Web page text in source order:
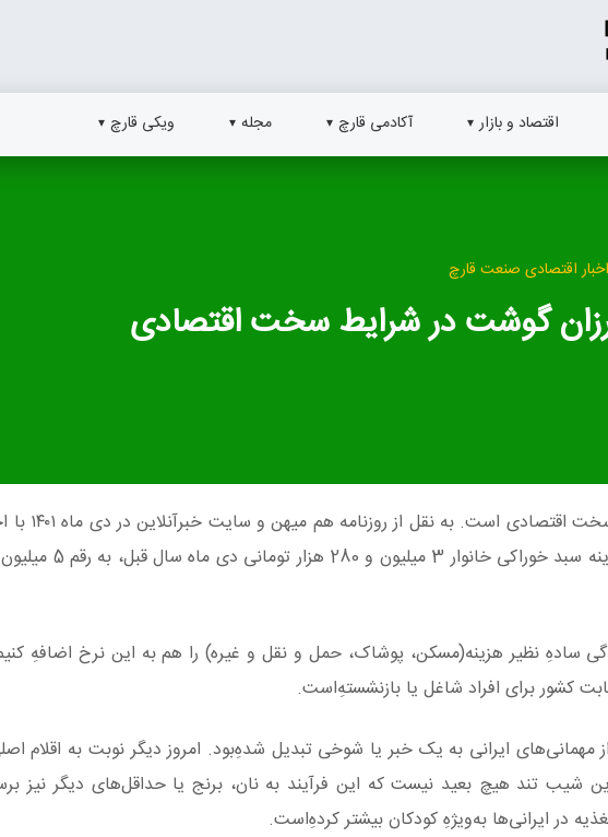
اقتصاد و بازار آکادمی قارچ مجله ویکی قارچ
اخبار اقتصادی صنعت قارچ
گوشت در شرایط سخت اقتصادی
قارچ جایگزین ارزان
سادهِ نظیر هزینه‌(مسکن، پوشاک، حمل و نقل و غیره) را هم به این نرخ اضافهِ
کشور برای افراد شاغل یا بازنشسته‌ِاست.
ایرانی به یک خبر یا شوخی تبدیل شده‌ِبود. امروز دیگر نوبت به اقلام
شیب تند هیچ بعید نیست که این فرآیند به نان، برنج یا حداقل‌‌های دیگر نیز
در ایرانی‌ها به‌ویژهِ کودکان بیشتر کرده‌ِاست.